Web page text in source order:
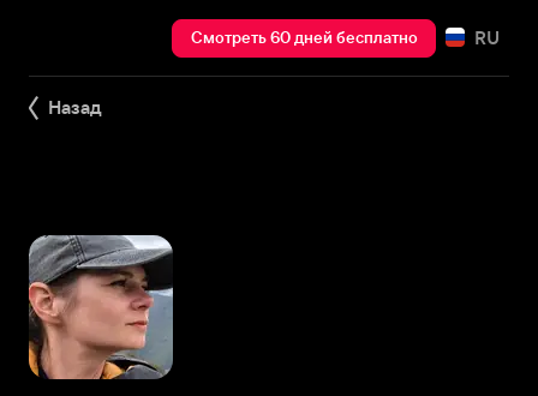
Смотреть 60 дней бесплатно RU
Назад